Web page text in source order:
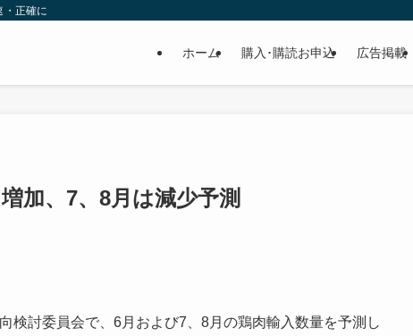
・正確に
ホーム 購入･購読お申込 広告掲載
加、7、8月は減少予測
討委員会で、6月および7、8月の鶏肉輸入数量を予測し